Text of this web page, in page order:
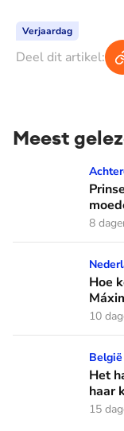
Verjaardag
Deel dit artikel:
Meest
Prinses Amalia
8
Hoe koning
Hoe
10
Het haar van
Het
haar
15